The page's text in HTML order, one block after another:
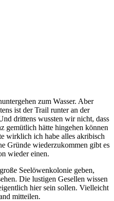
zum Wasser. Aber
ist der Trail runter an der
drittens wussten wir nicht, dass
gemütlich hätte hingehen können
wirklich ich habe alles akribisch
Gründe wiederzukommen gibt es
wieder einen.
Seelöwenkolonie geben,
Die lustigen Gesellen wissen
hier sein sollen. Vielleicht
mitteilen.